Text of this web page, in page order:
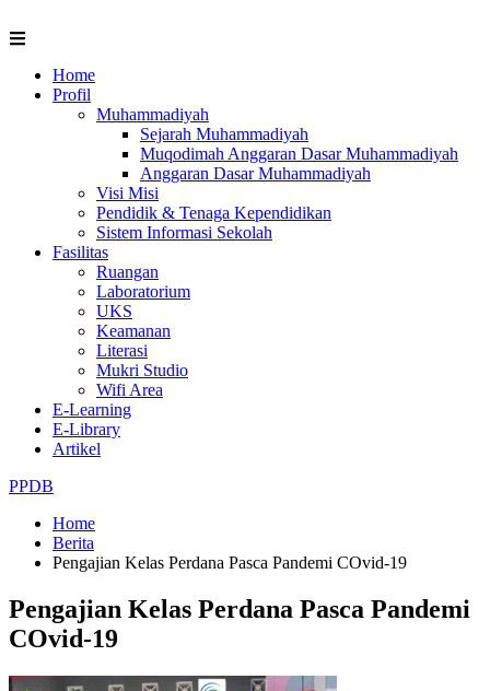
to
Home
Profil
Muhammadiyah
Sejarah Muhammadiyah
Muqodimah Anggaran Dasar Muhammadiyah
Anggaran Dasar Muhammadiyah
Visi Misi
Pendidik & Tenaga Kependidikan
Sistem Informasi Sekolah
Fasilitas
Ruangan
Laboratorium
UKS
Keamanan
Literasi
Mukri Studio
Wifi Area
E-Learning
E-Library
Artikel
PPDB
Home
Berita
Pengajian Kelas Perdana Pasca Pandemi COvid-19
Pengajian Kelas Perdana Pasca Pandemi
COvid-19